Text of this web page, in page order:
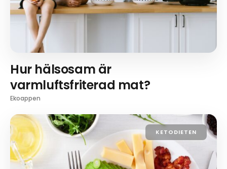
Hur hälsosam är
varmluftsfriterad mat?
Ekoappen
KETODIETEN